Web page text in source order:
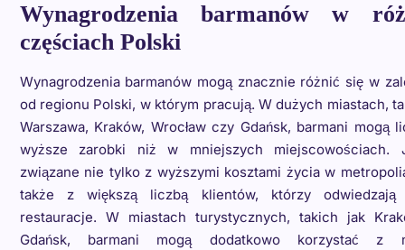
Wynagrodzenia barmanów w
częściach Polski
Wynagrodzenia barmanów mogą znacznie różnić się w
od regionu Polski, w którym pracują. W dużych miastach,
Warszawa, Kraków, Wrocław czy Gdańsk, barmani mogą
wyższe zarobki niż w mniejszych miejscowościach.
związane nie tylko z wyższymi kosztami życia w
także z większą liczbą klientów, którzy
restauracje. W miastach turystycznych, takich jak
Gdańsk, barmani mogą dodatkowo korzystać z